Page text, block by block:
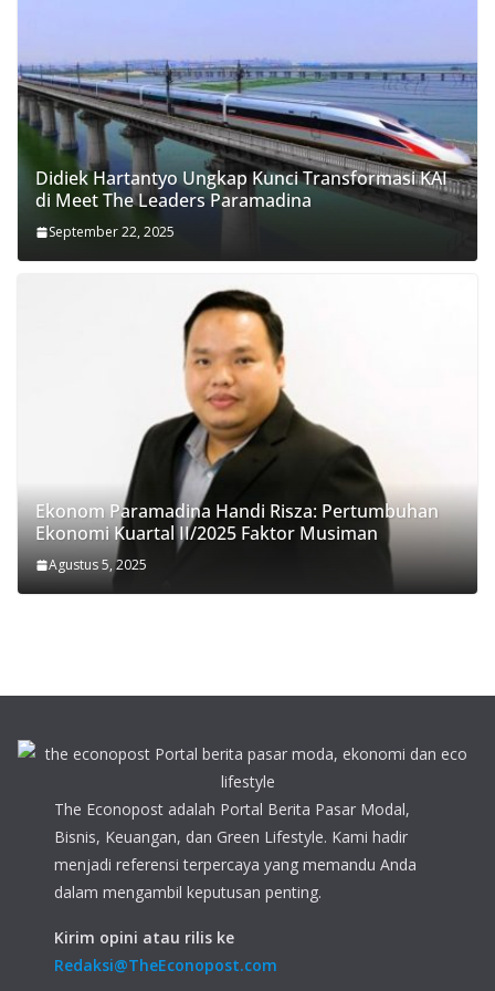
Didiek Hartantyo Ungkap Kunci Transformasi KAI
di Meet The Leaders Paramadina
September 22, 2025
Ekonom Paramadina Handi Risza: Pertumbuhan
Ekonomi Kuartal II/2025 Faktor Musiman
Agustus 5, 2025
The Econopost adalah Portal Berita Pasar Modal,
Bisnis, Keuangan, dan Green Lifestyle. Kami hadir
menjadi referensi terpercaya yang memandu Anda
dalam mengambil keputusan penting.
Kirim opini atau rilis ke
Redaksi@TheEconopost.com